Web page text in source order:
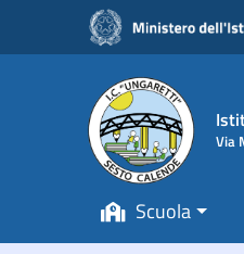
Vai ai contenuti
Vai al menu di
Vai al footer
Via
Scuola